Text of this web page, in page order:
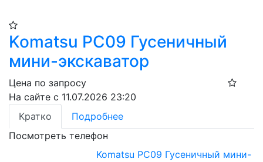
Komatsu PC09 Гусеничный
мини-экскаватор
Цена по запросу
На сайте с 11.07.2026 23:20
Кратко
Подробнее
Посмотреть телефон
Komatsu PC09 Гусеничный мини-